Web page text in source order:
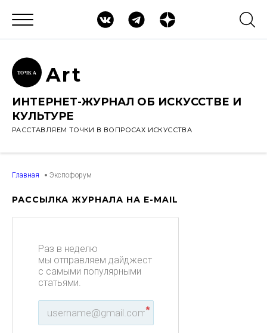
ТОЧК А Art
ИНТЕРНЕТ-ЖУРНАЛ ОБ ИСКУССТВЕ И
КУЛЬТУРЕ
РАССТАВЛЯЕМ ТОЧКИ В ВОПРОСАХ ИСКУССТВА
Главная Экспофорум
РАССЫЛКА ЖУРНАЛА НА E-MAIL
Раз в неделю
мы отправляем дайджест
с самыми популярными
статьями.
*